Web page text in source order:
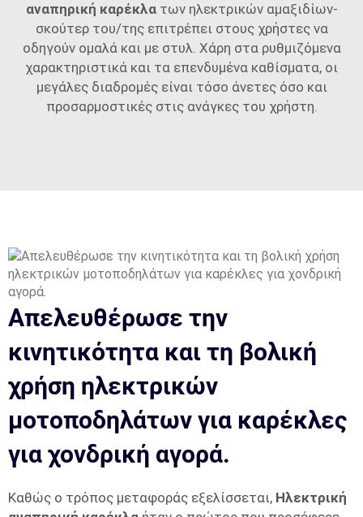
αναπηρική καρέκλα των ηλεκτρικών αμαξιδίων-
σκούτερ του/της επιτρέπει στους χρήστες να
οδηγούν ομαλά και με στυλ. Χάρη στα ρυθμιζόμενα
χαρακτηριστικά και τα επενδυμένα καθίσματα, οι
μεγάλες διαδρομές είναι τόσο άνετες όσο και
προσαρμοστικές στις ανάγκες του χρήστη.
Απελευθέρωσε την
κινητικότητα και τη βολική
χρήση ηλεκτρικών
μοτοποδηλάτων για καρέκλες
για χονδρική αγορά.
Καθώς ο τρόπος μεταφοράς εξελίσσεται, Ηλεκτρική